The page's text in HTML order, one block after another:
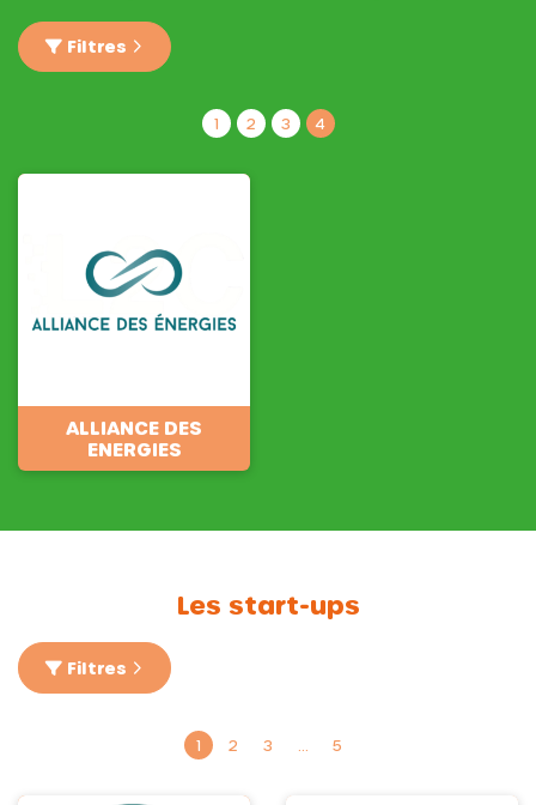
Filtres
1 2 3 4
ALLIANCE DES
ENERGIES
Les start-ups
Filtres
1 2 3 5